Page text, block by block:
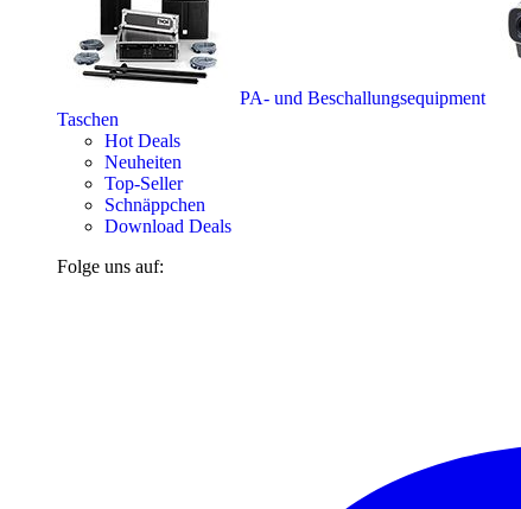
PA- und Beschallungsequipment
Taschen
Hot Deals
Neuheiten
Top-Seller
Schnäppchen
Download Deals
Folge uns auf: